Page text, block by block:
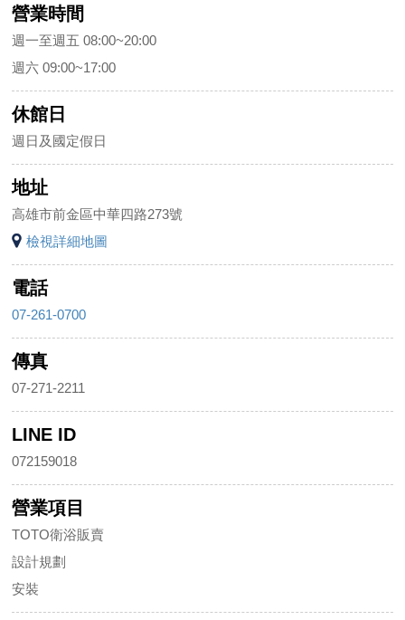
營業時間
週一至週五 08:00~20:00
週六 09:00~17:00
休館日
週日及國定假日
地址
高雄市前金區中華四路273號
檢視詳細地圖
電話
07-261-0700
傳真
07-271-2211
LINE ID
072159018
營業項目
TOTO衛浴販賣
設計規劃
安裝